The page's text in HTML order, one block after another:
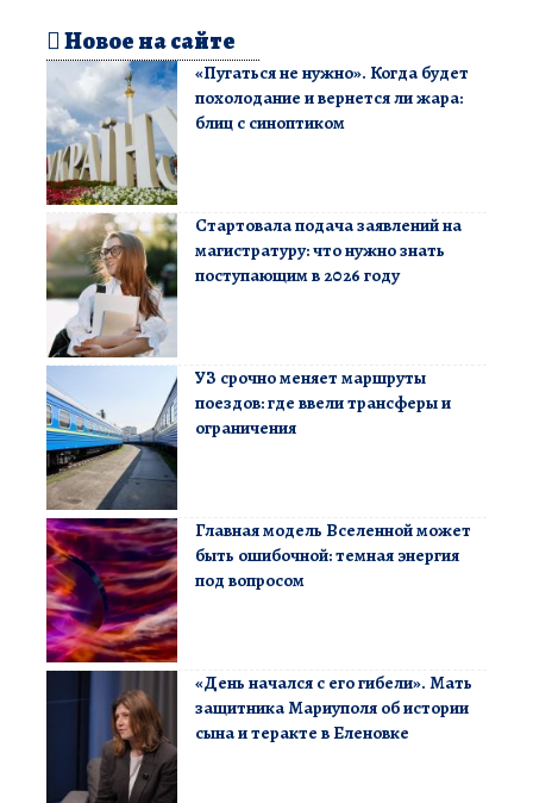
Новое на сайте
«Пугаться не нужно». Когда будет
похолодание и вернется ли жара:
блиц с синоптиком
Стартовала подача заявлений на
магистратуру: что нужно знать
поступающим в 2026 году
УЗ срочно меняет маршруты
поездов: где ввели трансферы и
ограничения
Главная модель Вселенной может
быть ошибочной: темная энергия
под вопросом
«День начался с его гибели». Мать
защитника Мариуполя об истории
сына и теракте в Еленовке